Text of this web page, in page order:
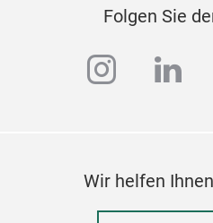
Folgen Sie
Wir helfen